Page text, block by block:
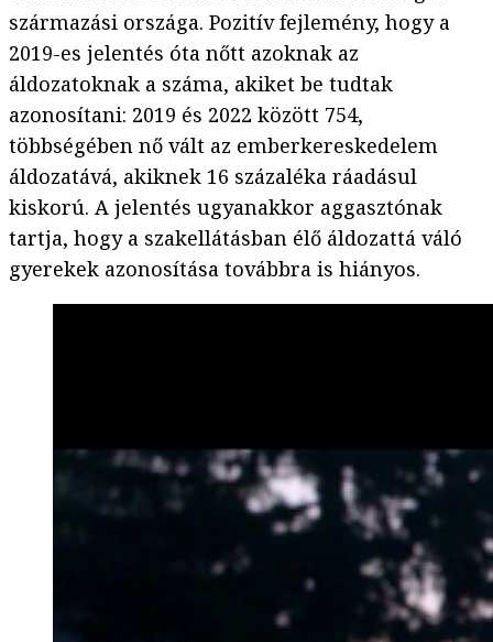
származási országa. Pozitív fejlemény, hogy a
2019-es jelentés óta nőtt azoknak az
áldozatoknak a száma, akiket be tudtak
azonosítani: 2019 és 2022 között 754,
többségében nő vált az emberkereskedelem
áldozatává, akiknek 16 százaléka ráadásul
kiskorú. A jelentés ugyanakkor aggasztónak
tartja, hogy a szakellátásban élő áldozattá váló
gyerekek azonosítása továbbra is hiányos.